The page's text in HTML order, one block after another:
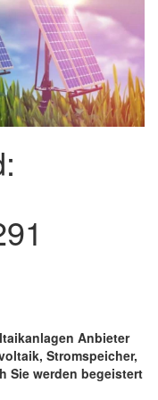
Anbieter
Stromspeicher,
Sie werden begeistert